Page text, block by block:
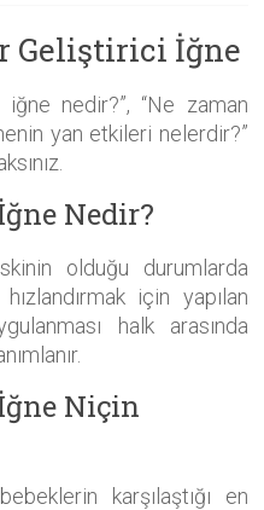
Geliştirici İğne
nedir?”, “Ne zaman
yan etkileri nelerdir?”
Nedir?
olduğu durumlarda
için yapılan
halk arasında
Niçin
karşılaştığı en